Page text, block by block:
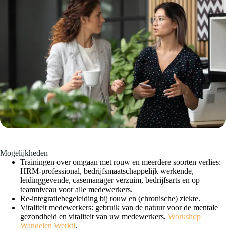
Mogelijkheden
Trainingen over omgaan met rouw en meerdere soorten verlies:
HRM-professional, bedrijfsmaatschappelijk werkende,
leidinggevende, casemanager verzuim, bedrijfsarts en op
teamniveau voor alle medewerkers.
Re-integratiebegeleiding bij rouw en (chronische) ziekte.
Vitaliteit medewerkers: gebruik van de natuur voor de mentale
gezondheid en vitaliteit van uw medewerkers, Workshop
Wandelen Werkt!.